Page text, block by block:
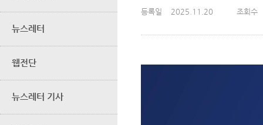
뉴스레터
웹전단
뉴스레터 기사
등록일 2025.11.20 조회수